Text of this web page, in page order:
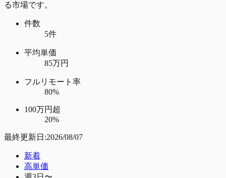
る市場です。
件数
5件
平均単価
85万円
フルリモート率
80%
100万円超
20%
最終更新日:2026/08/07
新着
高単価